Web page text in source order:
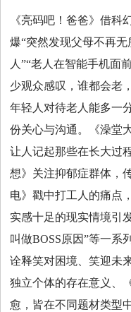
《亮码吧！爸爸》借科
爆“突然发现父母不再
人”“老人在智能手机面
少观众感叹，谁都会老
年轻人对待老人能多一
份关心与沟通。《澡堂
让人记起那些在长大过
想》关注抑郁症群体，
电》戳中打工人的痛点
实感十足的现实情境引
叫做BOSS原因”等一系
诠释笑对困境、笑迎未
独立个体的存在意义、
愈，皆在不同题材类型